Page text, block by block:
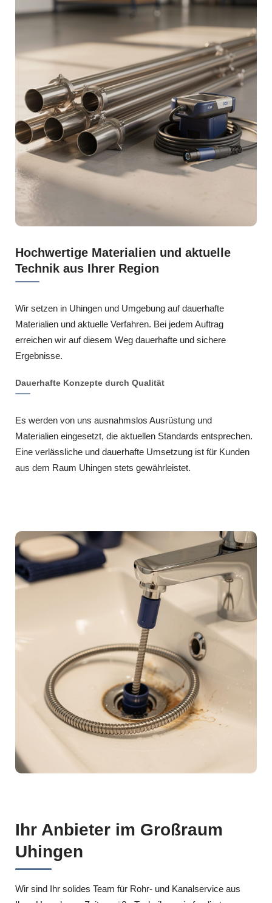
Hochwertige Materialien und aktuelle
Technik aus Ihrer Region
Wir setzen in Uhingen und Umgebung auf dauerhafte
Materialien und aktuelle Verfahren. Bei jedem Auftrag
erreichen wir auf diesem Weg dauerhafte und sichere
Ergebnisse.
Dauerhafte Konzepte durch Qualität
Es werden von uns ausnahmslos Ausrüstung und
Materialien eingesetzt, die aktuellen Standards entsprechen.
Eine verlässliche und dauerhafte Umsetzung ist für Kunden
aus dem Raum Uhingen stets gewährleistet.
Ihr Anbieter im Großraum
Uhingen
Wir sind Ihr solides Team für Rohr- und Kanalservice aus